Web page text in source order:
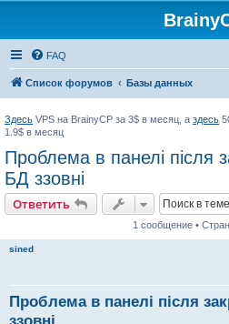
FAQ
Список форумов Базы данных
Здесь VPS на BrainyCP за 3$ в месяц, а здесь
1.9$ в месяц
Проблема в панелі після
БД ззовні
Ответить
1 сообщение •
sined
Проблема в панелі після